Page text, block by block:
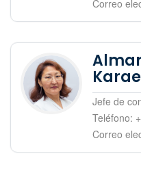
Correo
Jefe de
Teléfono:
Correo